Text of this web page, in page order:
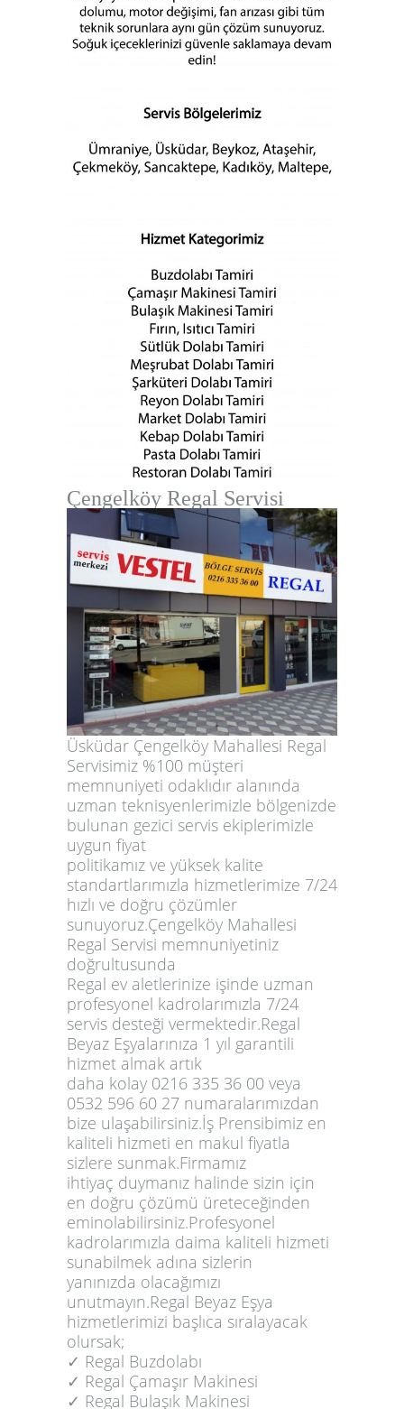
Çengelköy Regal Servisi
Üsküdar Çengelköy Mahallesi Regal
Servisimiz %100 müşteri
memnuniyeti odaklıdır alanında
uzman teknisyenlerimizle bölgenizde
bulunan gezici servis ekiplerimizle
uygun fiyat
politikamız ve yüksek kalite
standartlarımızla hizmetlerimize 7/24
hızlı ve doğru çözümler
sunuyoruz.Çengelköy Mahallesi
Regal Servisi memnuniyetiniz
doğrultusunda
Regal ev aletlerinize işinde uzman
profesyonel kadrolarımızla 7/24
servis desteği vermektedir.Regal
Beyaz Eşyalarınıza 1 yıl garantili
hizmet almak artık
daha kolay 0216 335 36 00 veya
0532 596 60 27 numaralarımızdan
bize ulaşabilirsiniz.İş Prensibimiz en
kaliteli hizmeti en makul fiyatla
sizlere sunmak.Firmamız
ihtiyaç duymanız halinde sizin için
en doğru çözümü üreteceğinden
eminolabilirsiniz.Profesyonel
kadrolarımızla daima kaliteli hizmeti
sunabilmek adına sizlerin
yanınızda olacağımızı
unutmayın.Regal Beyaz Eşya
hizmetlerimizi başlıca sıralayacak
olursak;
✓️ Regal Buzdolabı
✓️ Regal Çamaşır Makinesi
✓️ Regal Bulaşık Makinesi